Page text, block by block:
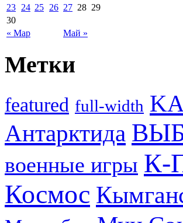
« Мар Май »
23 24 25 26 27 28 29
30
Метки
featured full-width
Антарктида
военные игры К-
Космос